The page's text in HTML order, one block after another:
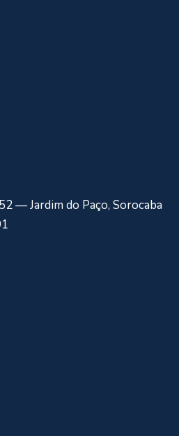
— Jardim do Paço, Sorocaba